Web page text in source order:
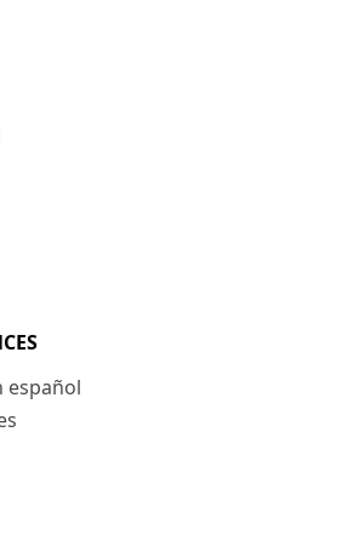
español